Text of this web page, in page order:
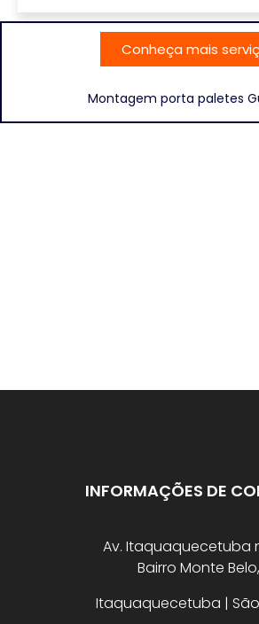
Conheça mais
Montagem porta paletes
INFORMAÇÕES DE
Av. Itaquaquecetuba
Bairro Monte Belo,
Itaquaquecetuba |